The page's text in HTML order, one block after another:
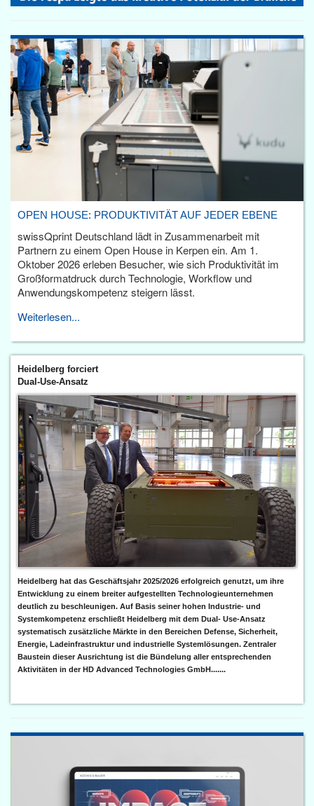
OPEN HOUSE: PRODUKTIVITÄT AUF JEDER EBENE
swissQprint Deutschland lädt in Zusammenarbeit mit
Partnern zu einem Open House in Kerpen ein. Am 1.
Oktober 2026 erleben Besucher, wie sich Produktivität im
Großformatdruck durch Technologie, Workflow und
Anwendungskompetenz steigern lässt.
Weiterlesen...
Heidelberg forciert
Dual-Use-Ansatz
Heidelberg hat das Geschäftsjahr 2025/2026 erfolgreich genutzt, um ihre
Entwicklung zu einem breiter aufgestellten Technologieunternehmen
deutlich zu beschleunigen. Auf Basis seiner hohen Industrie- und
Systemkompetenz erschließt Heidelberg mit dem Dual- Use-Ansatz
systematisch zusätzliche Märkte in den Bereichen Defense, Sicherheit,
Energie, Ladeinfrastruktur und industrielle Systemlösungen. Zentraler
Baustein dieser Ausrichtung ist die Bündelung aller entsprechenden
Aktivitäten in der HD Advanced Technologies GmbH.......